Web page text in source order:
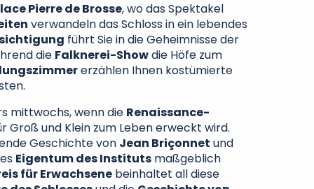
Pierre de Brosse, wo das Spektakel
verwandeln das Schloss in ein lebendes
führt Sie in die Geheimnisse der
die Falknerei-Showdie Höfe zum
erzählen Ihnen kostümierte
mittwochs, wenn die Renaissance-
Groß und Klein zum Leben erweckt wird.
Geschichte von Jean Briçonnet und
Eigentum des Instituts maßgeblich
für Erwachsene beinhaltet all diese